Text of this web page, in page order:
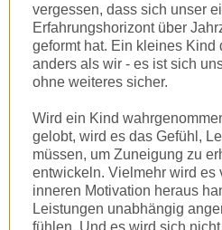
vergessen, dass sich unser
Erfahrungshorizont über
geformt hat. Ein kleines Kind
anders als wir - es ist sich
ohne weiteres sicher.
Wird ein Kind
gelobt, wird es das Gefühl,
müssen, um Zuneigung zu
entwickeln. Vielmehr wird es
inneren Motivation heraus
Leistungen unabhängig
fühlen. Und es wird sich